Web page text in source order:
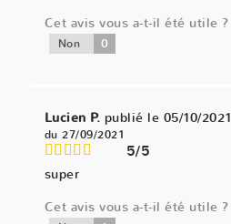
Cet avis vous a-t-il été utile ?
Non 0
Lucien P. publié le 05/10/2021
du 27/09/2021
5/5
super
Cet avis vous a-t-il été utile ?